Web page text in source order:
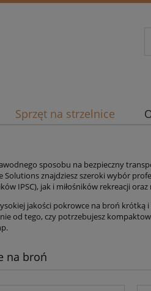
Sprzęt na strzelnice
sposobu na bezpieczny
Solutions znajdziesz szeroki wybór
IPSC), jak i miłośników rekreacji
jakości pokrowce na broń krótką
od tego, czy potrzebujesz
na broń